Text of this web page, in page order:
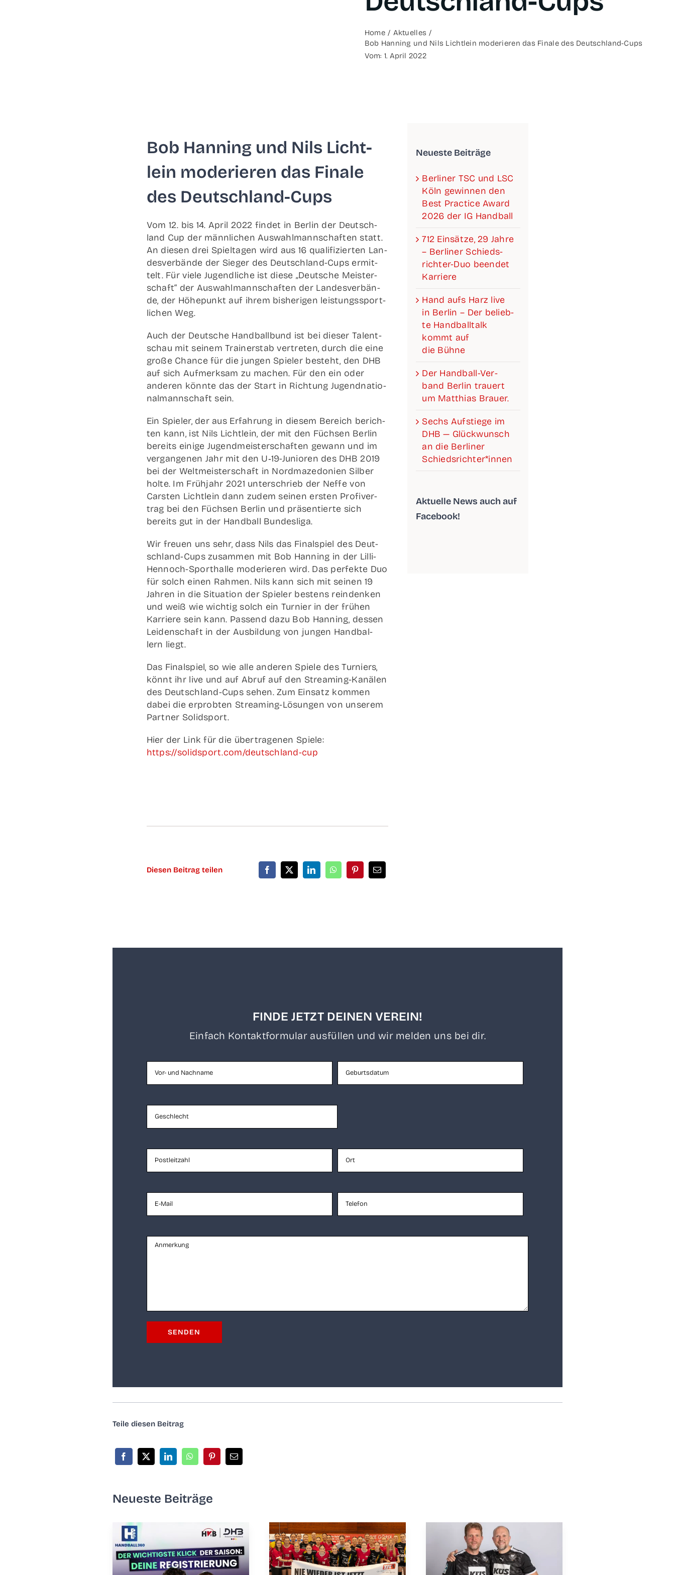
Home
Aktu­el­les
Bob Han­ning und Nils Licht­lein mode­rie­ren das Fina­le des Deutschland-Cups
Vom: 1. April 2022
Bob Han­ning und Nils Licht­
lein mode­rie­ren das Fina­le
des Deutschland-Cups
Vom 12. bis 14. April 2022 fin­det in Ber­lin der Deutsch­
land Cup der männ­li­chen Aus­wahl­mann­schaf­ten statt.
An die­sen drei Spiel­ta­gen wird aus 16 qua­li­fi­zier­ten Lan­
des­ver­bän­de der Sie­ger des Deut­sch­­land-Cups ermit­
telt. Für vie­le Jugend­li­che ist die­se „Deut­sche Meis­ter­
schaft“ der Aus­wahl­mann­schaf­ten der Lan­des­ver­bän­
de, der Höhe­punkt auf ihrem bis­he­ri­gen leis­tungs­sport­
li­chen Weg.
Auch der Deut­sche Hand­ball­bund ist bei die­ser Talent­
schau mit sei­nem Trai­ner­stab ver­tre­ten, durch die eine
gro­ße Chan­ce für die jun­gen Spie­ler besteht, den DHB
auf sich Auf­merk­sam zu machen. Für den ein oder
ande­ren könn­te das der Start in Rich­tung Jugend­na­tio­
nal­mann­schaft sein.
Ein Spie­ler, der aus Erfah­rung in die­sem Bereich berich­
ten kann, ist Nils Licht­lein, der mit den Füch­sen Ber­lin
bereits eini­ge Jugend­meis­ter­schaf­ten gewann und im
ver­gan­ge­nen Jahr mit den U‑19-Junio­­ren des DHB 2019
bei der Welt­meis­ter­schaft in Nord­ma­ze­do­ni­en Sil­ber
hol­te. Im Früh­jahr 2021 unter­schrieb der Nef­fe von
Cars­ten Licht­lein dann zudem sei­nen ers­ten Pro­fi­ver­
trag bei den Füch­sen Ber­lin und prä­sen­tier­te sich
bereits gut in der Hand­ball Bundesliga.
Wir freu­en uns sehr, dass Nils das Final­spiel des Deut­
sch­­land-Cups zusam­men mit Bob Han­ning in der Lil­­li-
Hen­­noch-Spor­t­hal­­le mode­rie­ren wird. Das per­fek­te Duo
für solch einen Rah­men. Nils kann sich mit sei­nen 19
Jah­ren in die Situa­ti­on der Spie­ler bes­tens reinden­ken
und weiß wie wich­tig solch ein Tur­nier in der frü­hen
Kar­rie­re sein kann. Pas­send dazu Bob Han­ning, des­sen
Lei­den­schaft in der Aus­bil­dung von jun­gen Hand­bal­
lern liegt.
Das Final­spiel, so wie alle ande­ren Spie­le des Tur­niers,
könnt ihr live und auf Abruf auf den Stre­a­­ming-Kanä­­len
des Deut­sch­­land-Cups sehen. Zum Ein­satz kom­men
dabei die erprob­ten Stre­a­­ming-Lösun­­gen von unse­rem
Part­ner Solidsport.
Hier der Link für die über­tra­ge­nen Spie­le:
https://solidsport.com/deutschland-cup
Die­sen Bei­trag teilen
Neu­es­te Beiträge
Ber­li­ner TSC und LSC
Köln gewin­nen den
Best Prac­ti­ce Award
2026 der IG Handball
712 Ein­sät­ze, 29 Jah­re
– Ber­li­ner Schieds­­­
rich­­­ter-Duo been­det
Karriere
Hand aufs Harz live
in Ber­lin – Der belieb­
te Hand­ball­talk
kommt auf
die Bühne
Der Han­­d­­­ball-Ver­­­­­
band Ber­lin trau­ert
um Mat­thi­as Brauer.
Sechs Auf­stie­ge im
DHB — Glück­wunsch
an die Ber­li­ner
Schiedsrichter*innen
Aktu­el­le News auch auf
Facebook!
FINDE JETZT DEINEN VEREIN!
Ein­fach Kon­takt­for­mu­lar aus­fül­len und wir mel­den uns bei dir.
Tei­le die­sen Beitrag
Neu­es­te Beiträge